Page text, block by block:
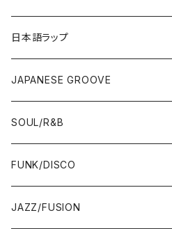
12"/7"
80'S OLD SCHOOL
EARLY 90'S MIDDLE〜NEW SCHOOL
LP
80'S OLD SCHOOL
EARLY 90'S MIDDLE〜NEW SCHOOL
日本語ラップ
12"/7"
80'S OLD SCHOOL〜EARLY 90'S
MID〜LATE 90'S
LP
80'S OLD SCHOOL〜EARLY 90'S
MID〜LATE 90'S
CD/TAPE
CD-R/DEMO/SAMPLE
JAPANESE GROOVE
LP
60'S/70'S
80'S
7"/12"
60'S/70'S
SOUL/R&B
LP
60'S/70'S
12"/7"
FUNK/DISCO
LP
JAZZ/FUSION